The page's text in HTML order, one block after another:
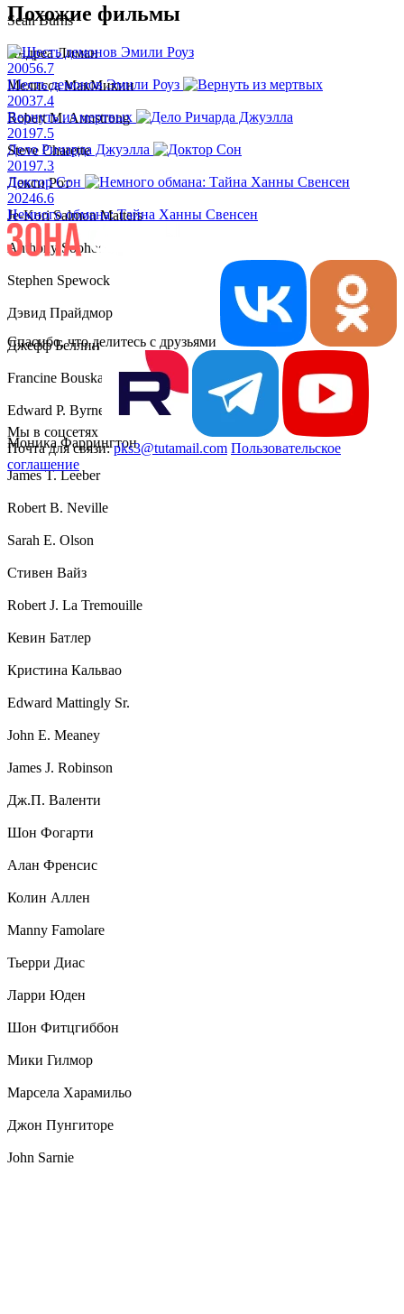
Sean Burns
Андреа Лиман
Мелисса МакМикин
Robert M. Armstrong
Steve Charette
Лекси Рот
Je-Kori Salmon Matters
Anthony Soohoo
Stephen Spewock
Дэвид Прайдмор
Джефф Беллин
Francine Bouska
Edward P. Byrnes
Моника Фаррингтон
James T. Leeber
Robert B. Neville
Sarah E. Olson
Стивен Вайз
Robert J. La Tremouille
Кевин Батлер
Кристина Кальвао
Edward Mattingly Sr.
John E. Meaney
James J. Robinson
Дж.П. Валенти
Шон Фогарти
Алан Френсис
Колин Аллен
Manny Famolare
Тьерри Диас
Ларри Юден
Шон Фитцгиббон
Мики Гилмор
Марсела Харамильо
Джон Пунгиторе
John Sarnie
Похожие фильмы
20056.7
Шесть демонов Эмили Роуз
20037.4
Вернуть из мертвых
20197.5
Дело Ричарда Джуэлла
20197.3
Доктор Сон
20246.6
Немного обмана: Тайна Ханны Свенсен
Спасибо, что делитесь с друзьями
Мы в соцсетях
Почта для связи:pks3@tutamail.com Пользовательское
соглашение